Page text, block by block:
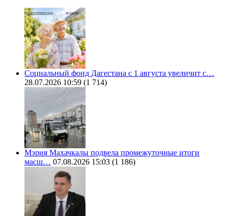
Социальный фонд Дагестана с 1 августа увеличит с…
28.07.2026 10:59 (1 714)
Мэрия Махачкалы подвела промежуточные итоги
масш… 07.08.2026 15:03 (1 186)